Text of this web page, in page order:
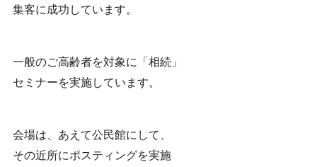
集客に成功しています。
一般のご高齢者を対象に「相続」
セミナーを実施しています。
会場は、あえて公民館にして、
その近所にポスティングを実施